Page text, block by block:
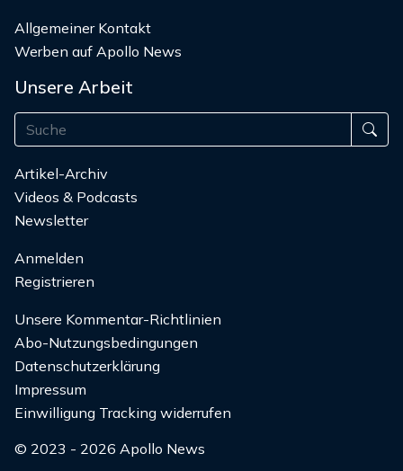
Allgemeiner Kontakt
Werben auf Apollo News
Unsere Arbeit
Artikel-Archiv
Videos & Podcasts
Newsletter
Anmelden
Registrieren
Unsere Kommentar-Richtlinien
Abo-Nutzungsbedingungen
Datenschutzerklärung
Impressum
Einwilligung Tracking widerrufen
© 2023 - 2026 Apollo News